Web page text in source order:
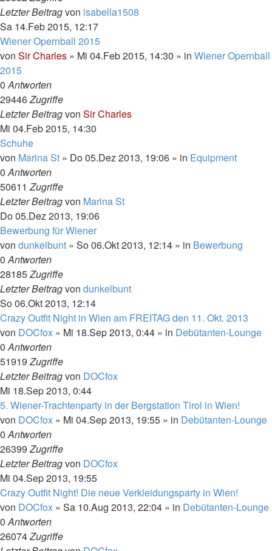
Letzter Beitragvon isabella1508
Sa 14.Feb 2015, 12:17
Wiener Opernball 2015
von Sir Charles » Mi 04.Feb 2015, 14:30 » in Wiener Opernball
2015
0Antworten
29446Zugriffe
Letzter Beitragvon Sir Charles
Mi 04.Feb 2015, 14:30
Schuhe
von Marina St » Do 05.Dez 2013, 19:06 » in Equipment
0Antworten
50611Zugriffe
Letzter Beitragvon Marina St
Do 05.Dez 2013, 19:06
Bewerbung für Wiener
von dunkelbunt » So 06.Okt 2013, 12:14 » in Bewerbung
0Antworten
28185Zugriffe
Letzter Beitragvon dunkelbunt
So 06.Okt 2013, 12:14
Crazy Outfit Night in Wien am FREITAG den 11. Okt. 2013
von DOCfox » Mi 18.Sep 2013, 0:44 » in Debütanten-Lounge
0Antworten
51919Zugriffe
Letzter Beitragvon DOCfox
Mi 18.Sep 2013, 0:44
5. Wiener-Trachtenparty in der Bergstation Tirol in Wien!
von DOCfox » Mi 04.Sep 2013, 19:55 » in Debütanten-Lounge
0Antworten
26399Zugriffe
Letzter Beitragvon DOCfox
Mi 04.Sep 2013, 19:55
Crazy Outfit Night! Die neue Verkleidungsparty in Wien!
von DOCfox » Sa 10.Aug 2013, 22:04 » in Debütanten-Lounge
0Antworten
26074Zugriffe